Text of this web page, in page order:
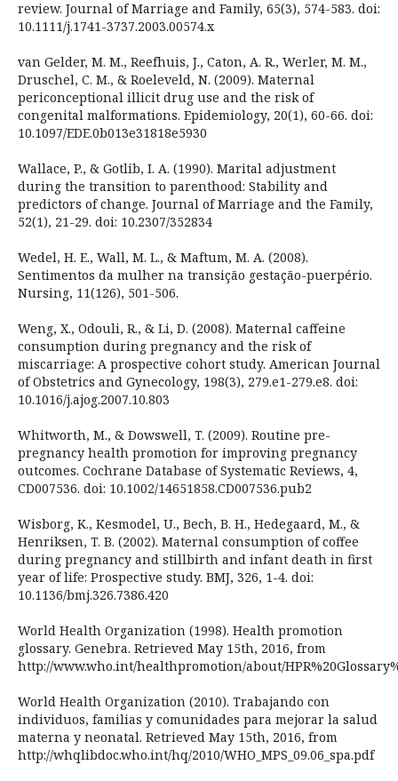
review. Journal of Marriage and Family, 65(3), 574-583. doi:
10.1111/j.1741-3737.2003.00574.x
van Gelder, M. M., Reefhuis, J., Caton, A. R., Werler, M. M.,
Druschel, C. M., & Roeleveld, N. (2009). Maternal
periconceptional illicit drug use and the risk of
congenital malformations. Epidemiology, 20(1), 60-66. doi:
10.1097/EDE.0b013e31818e5930
Wallace, P., & Gotlib, I. A. (1990). Marital adjustment
during the transition to parenthood: Stability and
predictors of change. Journal of Marriage and the Family,
52(1), 21-29. doi: 10.2307/352834
Wedel, H. E., Wall, M. L., & Maftum, M. A. (2008).
Sentimentos da mulher na transição gestação-puerpério.
Nursing, 11(126), 501-506.
Weng, X., Odouli, R., & Li, D. (2008). Maternal caffeine
consumption during pregnancy and the risk of
miscarriage: A prospective cohort study. American Journal
of Obstetrics and Gynecology, 198(3), 279.e1-279.e8. doi:
10.1016/j.ajog.2007.10.803
Whitworth, M., & Dowswell, T. (2009). Routine pre-
pregnancy health promotion for improving pregnancy
outcomes. Cochrane Database of Systematic Reviews, 4,
CD007536. doi: 10.1002/14651858.CD007536.pub2
Wisborg, K., Kesmodel, U., Bech, B. H., Hedegaard, M., &
Henriksen, T. B. (2002). Maternal consumption of coffee
during pregnancy and stillbirth and infant death in first
year of life: Prospective study. BMJ, 326, 1-4. doi:
10.1136/bmj.326.7386.420
World Health Organization (1998). Health promotion
glossary. Genebra. Retrieved May 15th, 2016, from
http://www.who.int/healthpromotion/about/
World Health Organization (2010). Trabajando con
individuos, familias y comunidades para mejorar la salud
materna y neonatal. Retrieved May 15th, 2016, from
http://whqlibdoc.who.int/hq/2010/WHO_MPS_09.06_spa.pdf